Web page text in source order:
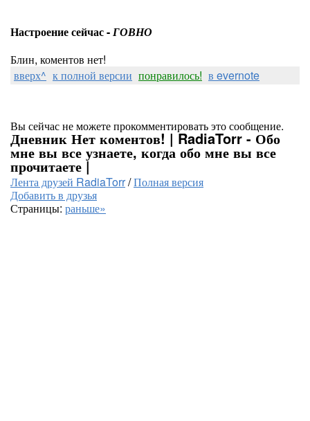
Настроение сейчас -ГОВНО
Блин, коментов нет!
вверх^ к полной версии понравилось! в evernote
Вы сейчас не можете прокомментировать это сообщение.
Дневник Нет коментов! | RadiaTorr - Обо
мне вы все узнаете, когда обо мне вы все
прочитаете |
Лента друзей RadiaTorr/Полная версия
Добавить в друзья
Страницы: раньше»